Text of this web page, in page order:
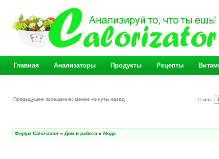
Главная Анализаторы Продукты Рецепты
Предыдущее посещение: менее минуты назад Стиль:
Форум Calorizator » Дом и работа » Мода